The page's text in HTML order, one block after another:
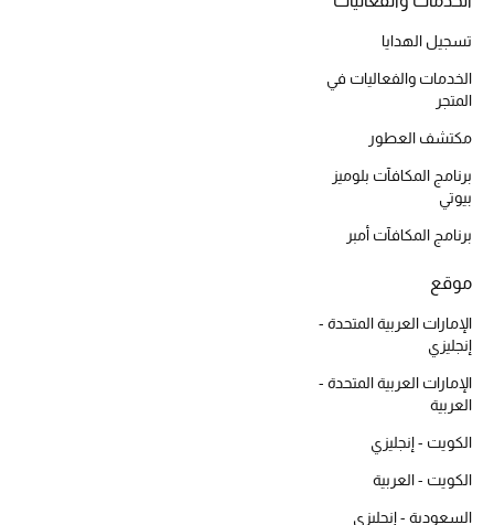
تسوقوا الأحذية
خصومات
جميع مستحضرات الجمال
الجديد في عالم الجمال
الأكثر مبيعاً
العطور
مكتشف العطور
تسجيل الهدايا
الخدمات والفعاليات في
المتجر
مكتشف العطور
برنامج المكافآت بلوميز
بيوتي
برنامج المكافآت أمبر
موقع
الإمارات العربية المتحدة -
إنجليزي
الإمارات العربية المتحدة -
العربية
الكويت - إنجليزي
الكويت - العربية
السعودية - إنجليزي